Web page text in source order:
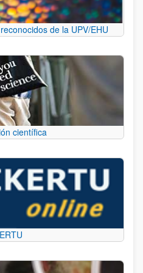
de la UPV/EHU
científica